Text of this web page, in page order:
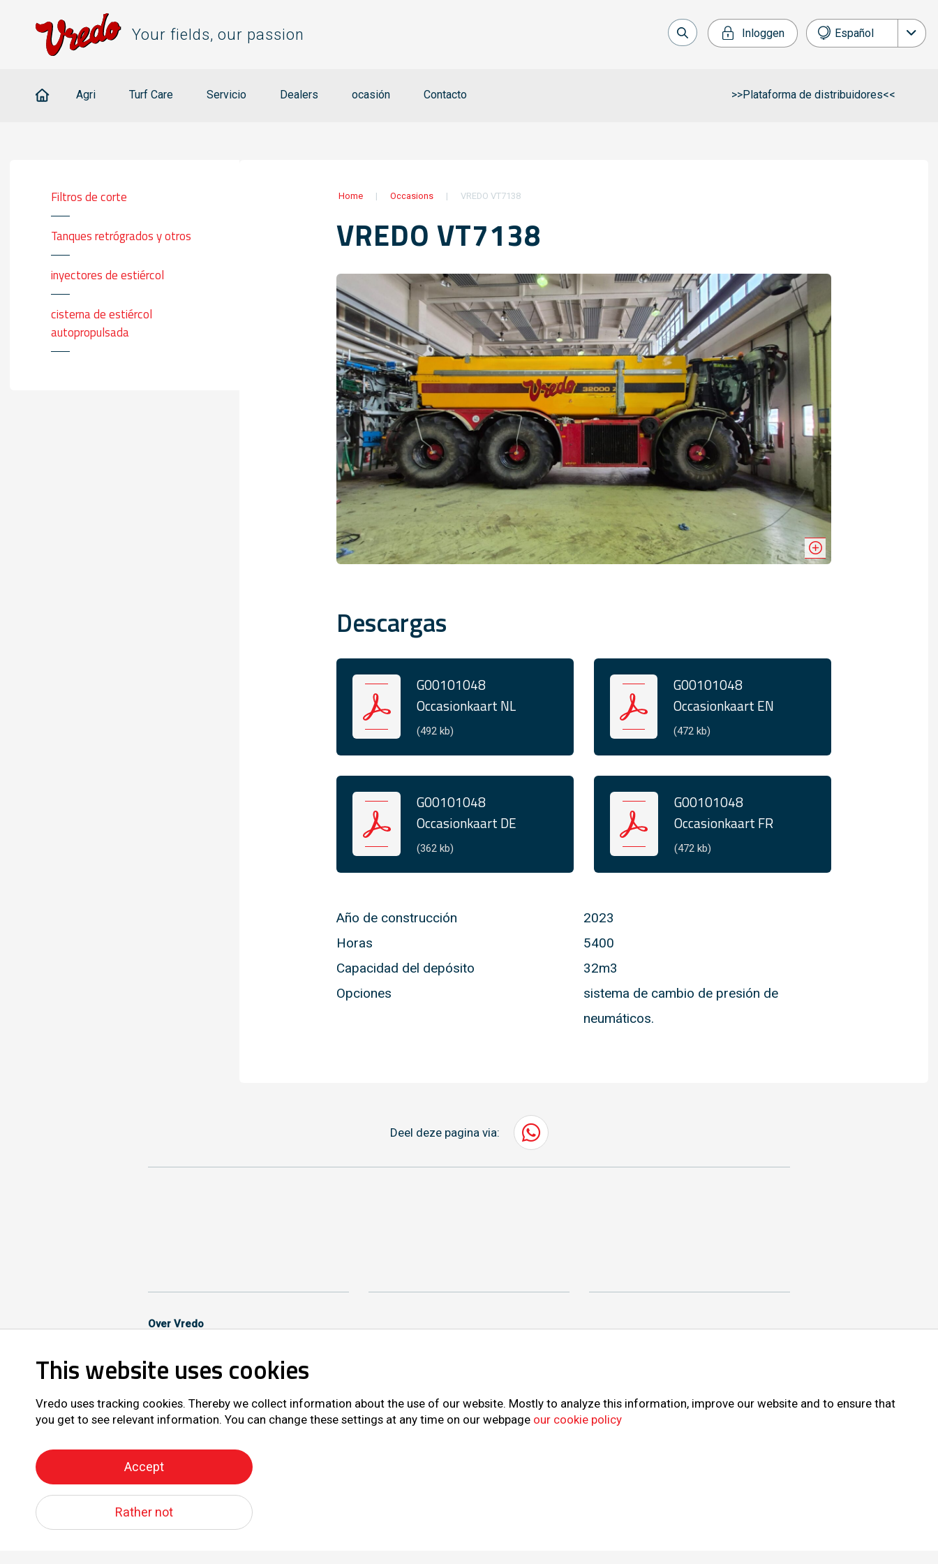
Your fields, our passion Inloggen Español
English
Agri Turf Care Servicio Dealers ocasión Contacto >>Plataforma de distribuidores<<
Filtros de corte
Tanques retrógrados y otros
inyectores de estiércol
cisterna de estiércol
autopropulsada
Home | Occasions | VREDO VT7138
VREDO VT7138
Descargas
G00101048
Occasionkaart NL
(492 kb)
G00101048
Occasionkaart EN
(472 kb)
G00101048
Occasionkaart DE
(362 kb)
G00101048
Occasionkaart FR
(472 kb)
Año de construcción
2023
Horas
5400
Capacidad del depósito
32m3
Opciones
sistema de cambio de presión de
neumáticos.
Deel deze pagina via:
Over Vredo
Volg ons ook op
All right reserved © Vredo 2026.
This website uses cookies
Vredo uses tracking cookies. Thereby we collect information about the use of our website. Mostly to analyze this information, improve our website and to ensure that
you get to see relevant information. You can change these settings at any time on our webpage our cookie policy
Accept
Rather not